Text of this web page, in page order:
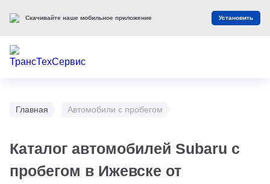
Главная Автомобили с пробегом
Каталог автомобилей Subaru с
пробегом в Ижевске от
Скачивайте наше мобильное приложение Установить